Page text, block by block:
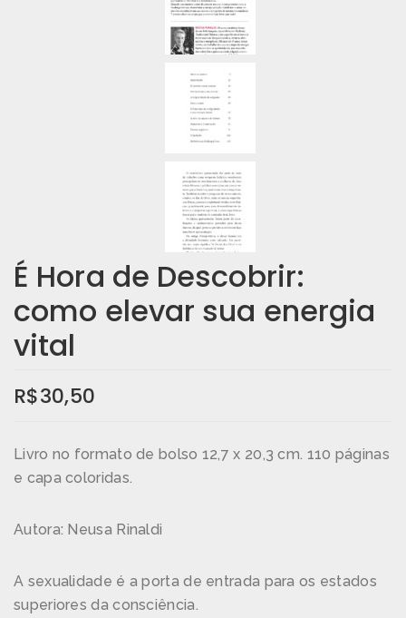
É Hora de Descobrir:
como elevar sua energia
vital
R$30,50
Livro no formato de bolso 12,7 x 20,3 cm. 110 páginas
e capa coloridas.
Autora: Neusa Rinaldi
A sexualidade é a porta de entrada para os estados
superiores da consciência.